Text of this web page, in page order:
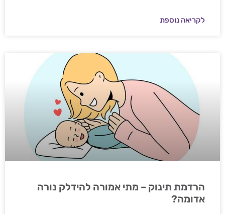
לקריאה נוספת
הרדמת תינוק – מתי אמורה להידלק נורה
אדומה?